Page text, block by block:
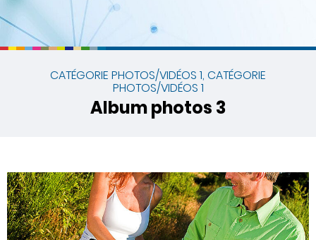
CATÉGORIE PHOTOS/VIDÉOS 1, CATÉGORIE
PHOTOS/VIDÉOS 1
Album photos 3